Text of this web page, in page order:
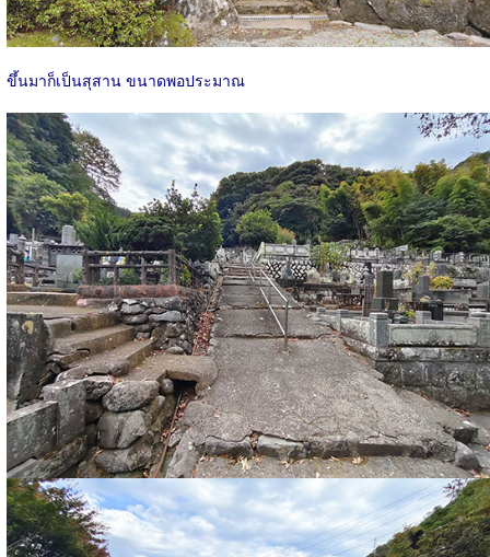
ขึ้นมาก็เป็นสุสาน ขนาดพอประมาณ